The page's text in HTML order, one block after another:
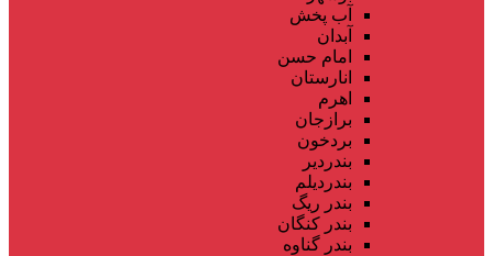
آب پخش
آبدان
امام حسن
انارستان
اهرم
برازجان
بردخون
بندردیر
بندردیلم
بندر ریگ
بندر کنگان
بندر گناوه